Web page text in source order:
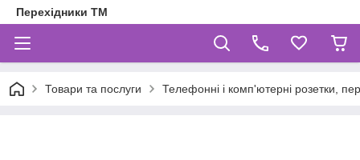
Перехідники ТМ
Товари та послуги Телефонні і комп'ютерні розетки,